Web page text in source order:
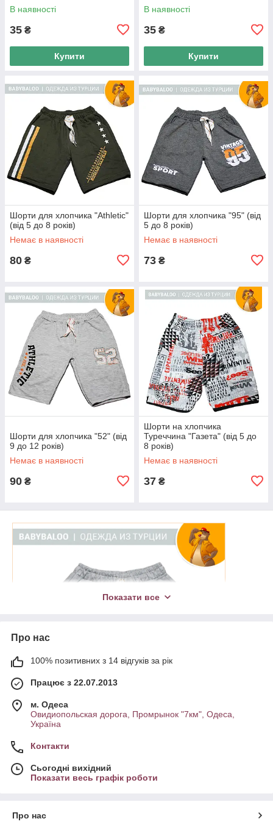
В наявності
35 ₴
Купити
В наявності
35 ₴
Купити
Шорти для хлопчика "Athletic"
(від 5 до 8 років)
Немає в наявності
80 ₴
Шорти для хлопчика "95" (від
5 до 8 років)
Немає в наявності
73 ₴
Шорти для хлопчика "52" (від
9 до 12 років)
Немає в наявності
90 ₴
Шорти на хлопчика
Туреччина "Газета" (від 5 до
8 років)
Немає в наявності
37 ₴
ли ни единственным решением для детских шорт. Прочный,
для мальчика должны быть, прежде всего, удобным, не
сковывающим движений элементом одежды. Вот почему
Показати все
Про нас
100% позитивних з 14 відгуків за рік
Працює з 22.07.2013
м. Одеса
Овидиопольская дорога, Промрынок "7км", Одеса,
Україна
Контакти
Сьогодні вихідний
Показати весь графік роботи
Про нас